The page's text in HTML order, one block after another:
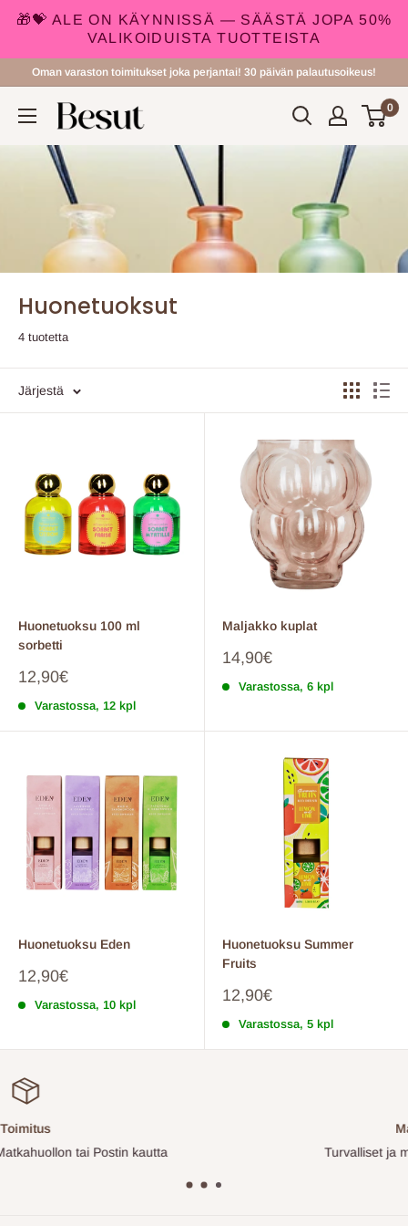
🎁💝 ALE ON KÄYNNISSÄ — SÄÄSTÄ JOPA 50%
VALIKOIDUISTA TUOTTEISTA
Oman varaston toimitukset joka perjantai! 30 päivän palautusoikeus!
Besut.fi 0
Huonetuoksut
4 tuotetta
Järjestä
Huonetuoksu 100 ml
sorbetti
Myyntihinta
12,90€
Varastossa, 12 kpl
Maljakko kuplat
Myyntihinta
14,90€
Varastossa, 6 kpl
Huonetuoksu Eden
Myyntihinta
12,90€
Varastossa, 10 kpl
Huonetuoksu Summer
Fruits
Myyntihinta
12,90€
Varastossa, 5 kpl
Turvalliset ja monipuoliset maksutavat